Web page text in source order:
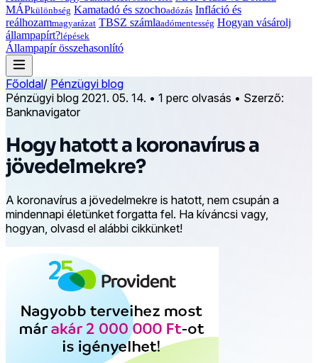
MÁPkülönbség Kamatadó és szochoadózás Infláció és
reálhozammagyarázat TBSZ számlaadómentesség Hogyan vásárolj
állampapírt?lépések
Állampapír összehasonlító
Főoldal/ Pénzügyi blog
Pénzügyi blog 2021. 05. 14. • 1 perc olvasás • Szerző:
Banknavigator
Hogy hatott a koronavírus a
jövedelmekre?
A koronavírus a jövedelmekre is hatott, nem csupán a
mindennapi életünket forgatta fel. Ha kíváncsi vagy,
hogyan, olvasd el alábbi cikkünket!